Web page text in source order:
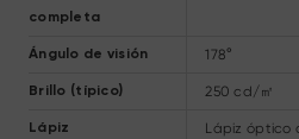
completa
Ángulo de visión 178°
Brillo (típico) 250 cd/㎡
Lápiz Lápiz óptico